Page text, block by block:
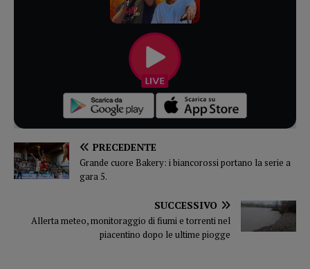
PRECEDENTE
Grande cuore Bakery: i biancorossi portano la serie a
gara 5.
SUCCESSIVO
Allerta meteo, monitoraggio di fiumi e torrenti nel
piacentino dopo le ultime piogge